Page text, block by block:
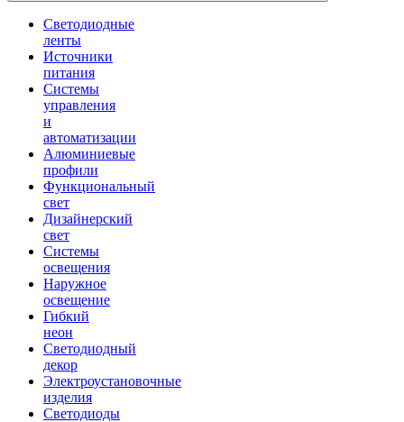
Светодиодные
ленты
Источники
питания
Системы
управления
и
автоматизации
Алюминиевые
профили
Функциональный
свет
Дизайнерский
свет
Системы
освещения
Наружное
освещение
Гибкий
неон
Светодиодный
декор
Электроустановочные
изделия
Светодиоды